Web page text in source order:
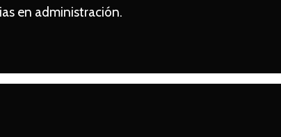
en administración.